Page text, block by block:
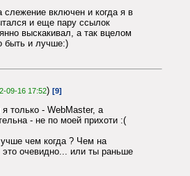
включен и когда я в
и еще пару ссылок
выскакивал, а так вцелом
быть и лучше:)
09-16 17:52) [9]
только - WebMaster, а
- не по моей прихоти :(
чем когда ? Чем на
это очевидно... или ты раньше